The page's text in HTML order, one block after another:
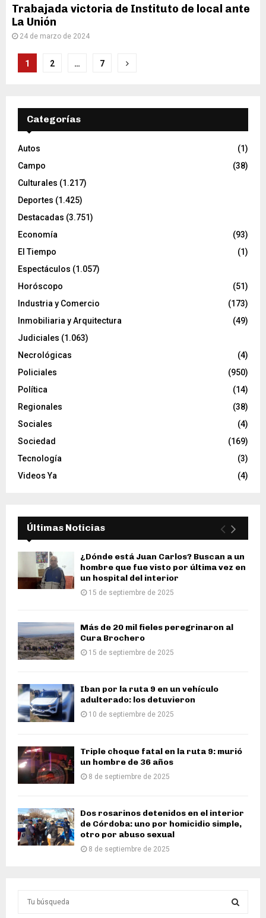
Trabajada victoria de Instituto de local ante
La Unión
24 de marzo de 2024
Paginación
entradas
1 2 … 7
Categorías
Autos
(1)
Campo
(38)
Culturales (1.217)
Deportes (1.425)
Destacadas (3.751)
Economía
(93)
El Tiempo
(1)
Espectáculos (1.057)
Horóscopo
(51)
Industria y Comercio
(173)
Inmobiliaria y Arquitectura
(49)
Judiciales (1.063)
Necrológicas
(4)
Policiales
(950)
Política
(14)
Regionales
(38)
Sociales
(4)
Sociedad
(169)
Tecnología
(3)
Videos Ya
(4)
Últimas Noticias
¿Dónde está Juan Carlos? Buscan a un
hombre que fue visto por última vez en
un hospital del interior
15 de septiembre de 2025
Más de 20 mil fieles peregrinaron al
Cura Brochero
15 de septiembre de 2025
Iban por la ruta 9 en un vehículo
adulterado: los detuvieron
10 de septiembre de 2025
Triple choque fatal en la ruta 9: murió
un hombre de 36 años
8 de septiembre de 2025
Dos rosarinos detenidos en el interior
de Córdoba: uno por homicidio simple,
otro por abuso sexual
8 de septiembre de 2025